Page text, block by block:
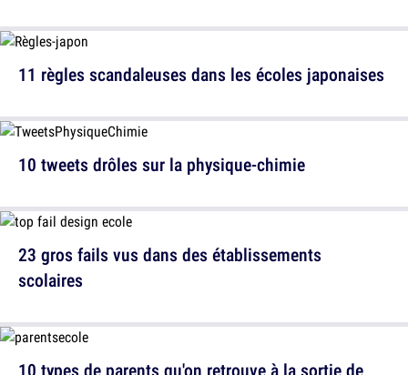
11 règles scandaleuses dans les écoles japonaises
23 gros fails vus dans des établissements
scolaires
10 tweets drôles sur la physique-chimie
10 types de parents qu'on retrouve à la sortie de